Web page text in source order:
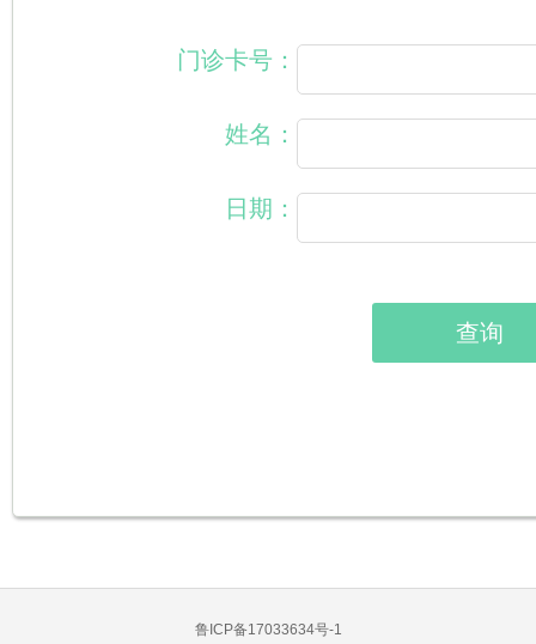
门诊卡号：
姓名：
日期：
鲁ICP备17033634号-1